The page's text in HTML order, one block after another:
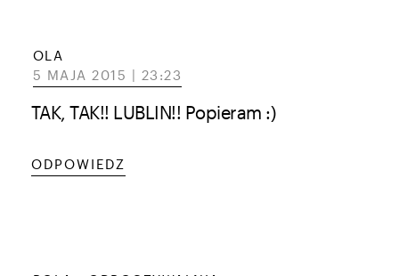
OLA
5 MAJA 2015 | 23:23
TAK, TAK!! LUBLIN!! Popieram :)
ODPOWIEDZ